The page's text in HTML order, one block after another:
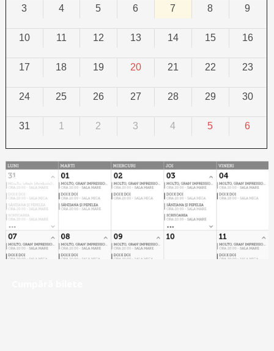
3 4 5 6 7 8 9
10 11 12 13 14 15 16
17 18 19 20 21 22 23
24 25 26 27 28 29 30
31 1 2 3 4 5 6
Calendar